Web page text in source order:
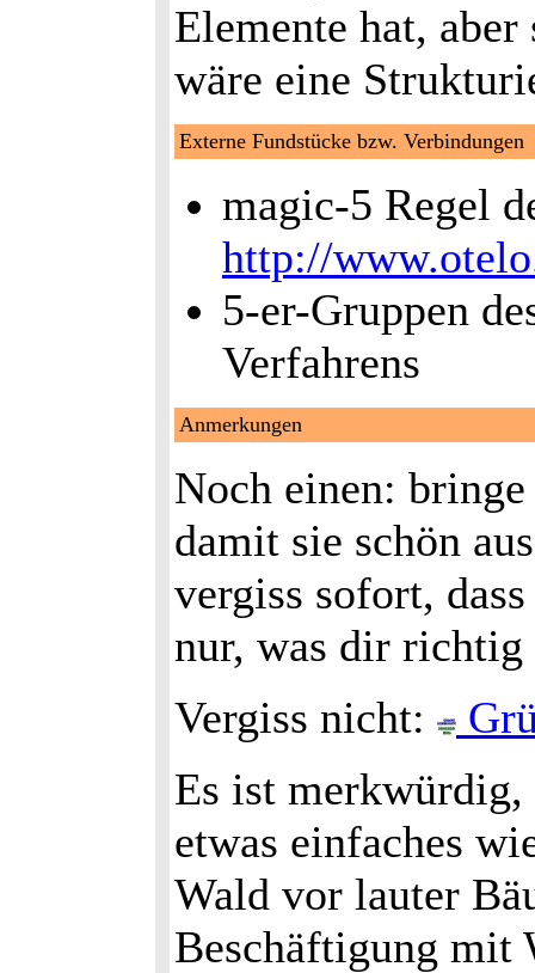
Elemente hat,
wäre eine
Externe Fundstücke bzw. Verbindungen
magic-5 Regel
http://
5-er-Gruppen
Verfahrens
Anmerkungen
Noch einen:
damit sie schön
vergiss sofort,
nur, was dir
Vergiss nicht:
Es ist merkwürdig,
etwas einfaches
Wald vor lauter
Beschäftigung mit